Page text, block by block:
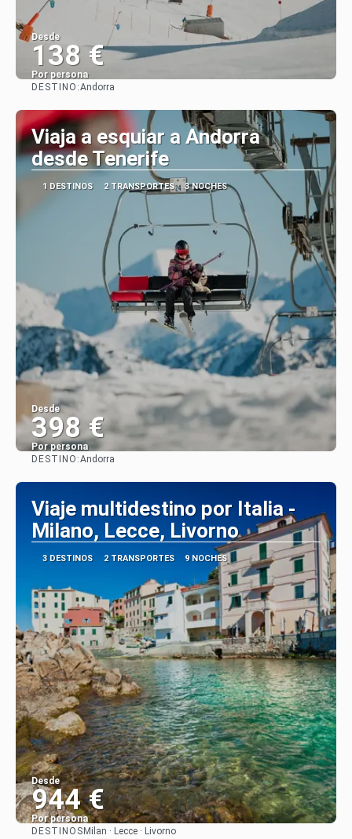
Desde
138 €
Por persona
DESTINO:Andorra
Viaja a esquiar a Andorra
desde Tenerife
1 DESTINOS 2 TRANSPORTES 3 NOCHES
Desde
398 €
Por persona
DESTINO:Andorra
Viaje multidestino por Italia -
Milano, Lecce, Livorno
3 DESTINOS 2 TRANSPORTES 9 NOCHES
Desde
944 €
Por persona
DESTINOS Milan · Lecce · Livorno